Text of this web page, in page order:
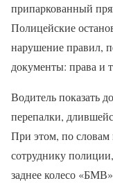
припаркованный
Полицейские
нарушение правил,
документы: права и
Водитель показать
перепалки,
При этом, по словам
сотруднику
заднее колесо